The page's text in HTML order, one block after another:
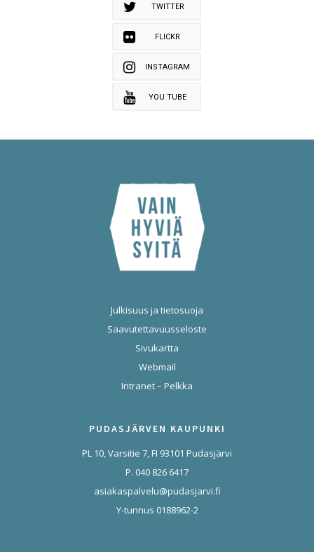
TWITTER
FLICKR
INSTAGRAM
YOU TUBE
Julkisuus ja tietosuoja
Saavutettavuusseloste
Sivukartta
Webmail
Intranet – Pelkka
PUDASJÄRVEN KAUPUNKI
PL 10, Varsitie 7, FI 93101 Pudasjärvi
P. 040 826 6417
asiakaspalvelu@pudasjarvi.fi
Y-tunnus 0188962-2